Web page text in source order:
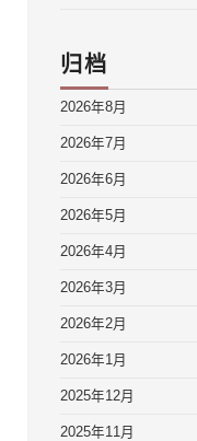
归档
2026年8月
2026年7月
2026年6月
2026年5月
2026年4月
2026年3月
2026年2月
2026年1月
2025年12月
2025年11月